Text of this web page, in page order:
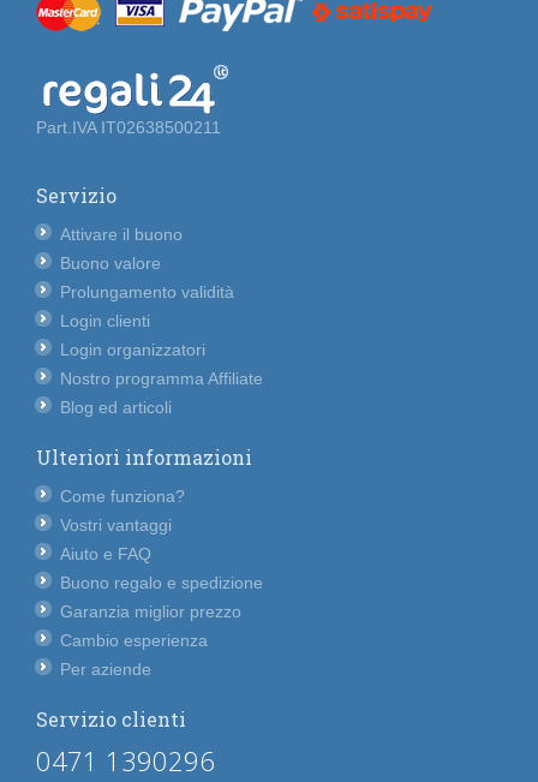
Part.IVA IT02638500211
Servizio
Attivare il buono
Buono valore
Prolungamento validità
Login clienti
Login organizzatori
Nostro programma Affiliate
Blog ed articoli
Ulteriori informazioni
Come funziona?
Vostri vantaggi
Aiuto e FAQ
Buono regalo e spedizione
Garanzia miglior prezzo
Cambio esperienza
Per aziende
Servizio clienti
0471 1390296